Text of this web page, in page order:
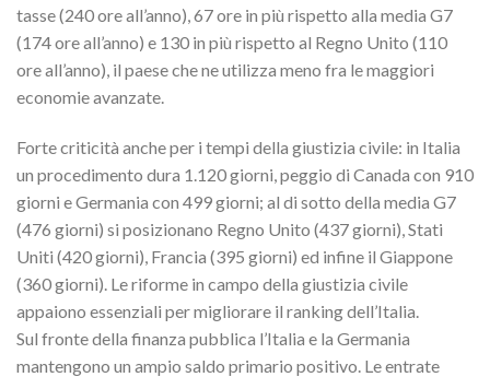
tasse (240 ore all’anno), 67 ore in più rispetto alla media G7
(174 ore all’anno) e 130 in più rispetto al Regno Unito (110
ore all’anno), il paese che ne utilizza meno fra le maggiori
economie avanzate.
Forte criticità anche per i tempi della giustizia civile: in Italia
un procedimento dura 1.120 giorni, peggio di Canada con 910
giorni e Germania con 499 giorni; al di sotto della media G7
(476 giorni) si posizionano Regno Unito (437 giorni), Stati
Uniti (420 giorni), Francia (395 giorni) ed infine il Giappone
(360 giorni). Le riforme in campo della giustizia civile
appaiono essenziali per migliorare il ranking dell’Italia.
Sul fronte della finanza pubblica l’Italia e la Germania
mantengono un ampio saldo primario positivo. Le entrate